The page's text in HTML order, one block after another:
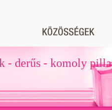
- derűs - komoly